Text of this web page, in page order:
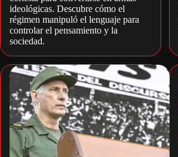
ideológicas. Descubre cómo el
régimen manipuló el lenguaje para
controlar el pensamiento y la
sociedad.